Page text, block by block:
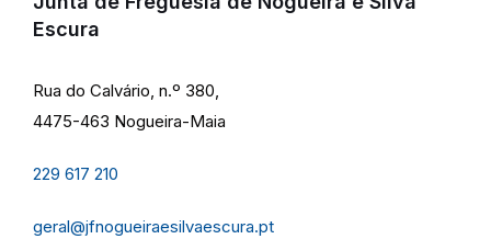
Escura
Rua do Calvário, n.º 380,
4475-463 Nogueira-Maia
229 617 210
geral@jfnogueiraesilvaescura.pt